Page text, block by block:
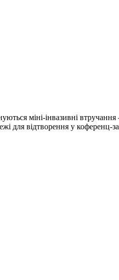
міні-інвазивні втручання
для відтворення у коференц-